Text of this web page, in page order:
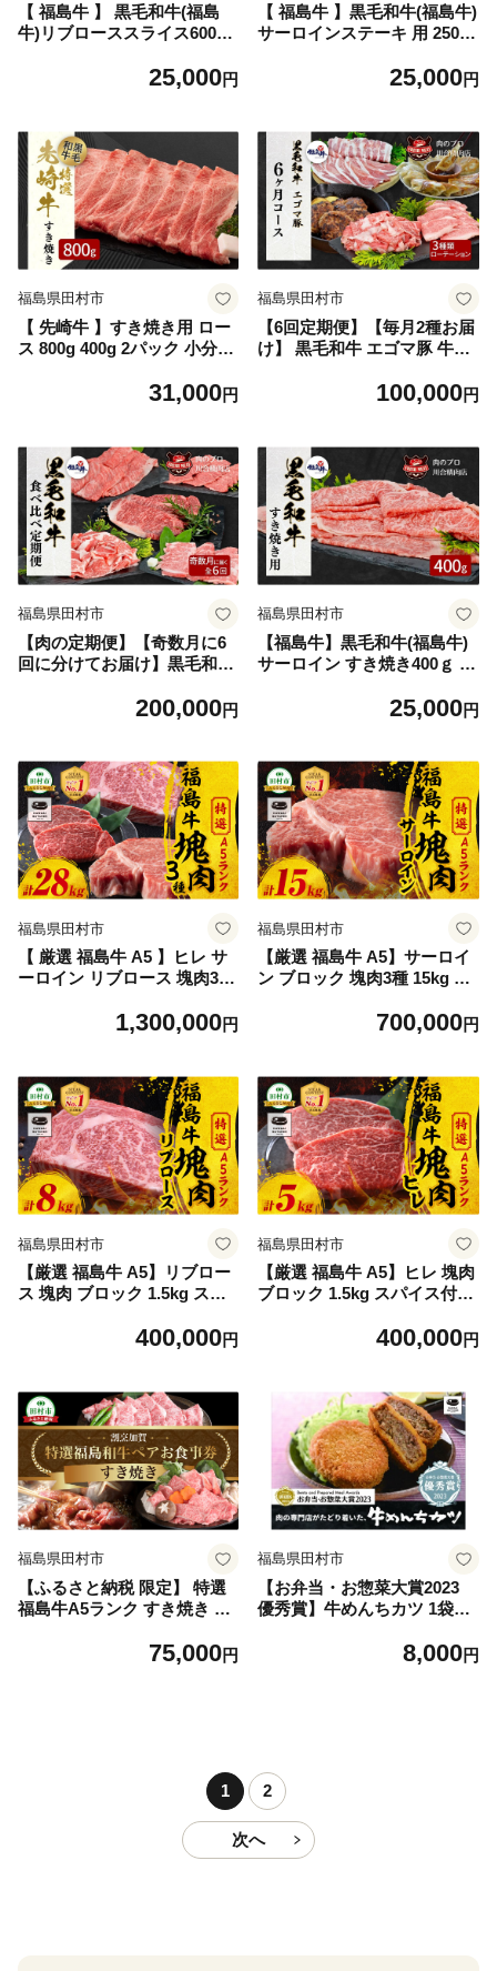
【 福島牛 】 黒毛和牛(福島
牛)リブローススライス600g
冷凍 肉 焼肉 すき焼き ステー
ギフト 贈答 プレゼント 熨斗
のし 牛 豚 鶏 羊 福島県 田村
市 川合精肉店
25,000円
【 福島牛 】黒毛和牛(福島牛)
サーロインステーキ 用 250g
サーロイン 肉 焼肉 すき焼き
ト 贈答 プレゼント 熨斗 のし
牛 豚 鶏 羊 福島県 田村市 川
合精肉店
25,000円
福島県田村市
【 先崎牛 】すき焼き用 ロー
ス 800g 400g 2パック 小分け
ス スライス しゃぶしゃぶ す
め グルメ ギフト 福島県 田村
市 東和食品
31,000円
福島県田村市
【6回定期便】【毎月2種お届
け】 黒毛和牛 エゴマ豚 牛肉
バラ 豚バラ 豚ロース ハンバ
ック 小分け ギフト 贈答 プレ
ゼント 熨斗 のし 福島県 田村
市 川合精肉店
100,000円
福島県田村市
【肉の定期便】【奇数月に6
回に分けてお届け】黒毛和牛
奇数月 定期便 パック 冷凍保
し バラ肉 もも肉 焼肉用 リブ
ロース 肉 牛肉 人気 ランキン
グ おすすめ グルメ ギフト 福
島 ふくしま 田村 田村市 たむ
ら 川合精肉店
200,000円
福島県田村市
【福島牛】黒毛和牛(福島牛)
サーロイン すき焼き400ｇ 黒
凍便 肉 焼肉 すき焼き ステー
ギフト 贈答 プレゼント 熨斗
のし 牛 豚 鶏 羊 福島県 田村
市 川合精肉店
25,000円
福島県田村市
【 厳選 福島牛 A5 】ヒレ サ
ーロイン リブロース 塊肉3種
き ブロック肉 ステーキ BBQ
牛肉 焼肉 贈答 ギフト プレゼ
ント 人気 ランキング おすす
め グルメ イチオシ 福島県 福
島 ふくしま 田村 田村市 たむ
ら 川合精肉店
1,300,000円
福島県田村市
【厳選 福島牛 A5】サーロイ
ン ブロック 塊肉3種 15kg ス
ロック肉 BBQ ローストビー
700,000円
福島県田村市
【厳選 福島牛 A5】リブロー
ス 塊肉 ブロック 1.5kg スパ
霜降り 塊肉 BBQ ローストビ
400,000円
福島県田村市
【厳選 福島牛 A5】ヒレ 塊肉
ブロック 1.5kg スパイス付き
赤身 高級肉 BBQ 高級 和牛
400,000円
福島県田村市
【ふるさと納税 限定】 特選
福島牛A5ランク すき焼き ペ
75,000円
福島県田村市
【お弁当・お惣菜大賞2023
優秀賞】牛めんちカツ 1袋
メンチカツ 簡単調理 冷凍 揚
8,000円
1 2
次へ